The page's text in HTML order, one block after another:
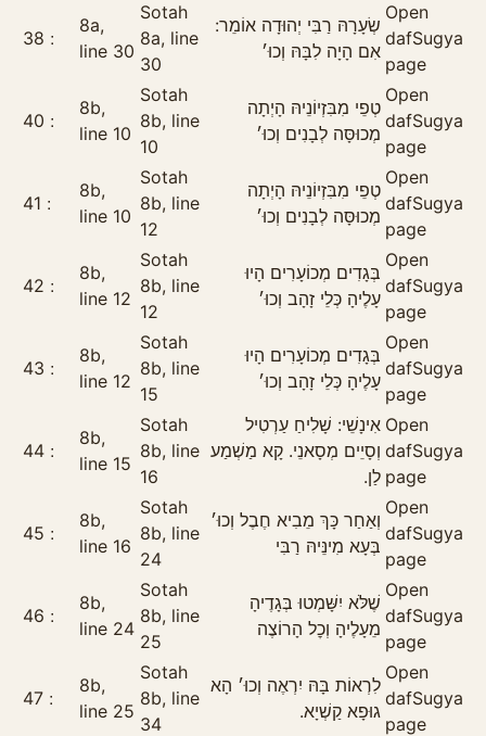
38
8a,
line 30
Sotah
8a, line
30
שְׂעָרָהּ רַבִּי יְהוּדָה אוֹמֵר:
אִם הָיָה לִבָּהּ וְכוּ׳
Open
dafSugya
page
40
8b,
line 10
Sotah
8b, line
10
טְפֵי מִבִּזְיוֹנֵיהּ הָיְתָה
מְכוּסָּה לְבָנִים וְכוּ׳
Open
dafSugya
page
41
8b,
line 10
Sotah
8b, line
12
טְפֵי מִבִּזְיוֹנֵיהּ הָיְתָה
מְכוּסָּה לְבָנִים וְכוּ׳
Open
dafSugya
page
42
8b,
line 12
Sotah
8b, line
12
בְּגָדִים מְכוֹעָרִים הָיוּ
עָלֶיהָ כְּלֵי זָהָב וְכוּ׳
Open
dafSugya
page
43
8b,
line 12
Sotah
8b, line
15
בְּגָדִים מְכוֹעָרִים הָיוּ
עָלֶיהָ כְּלֵי זָהָב וְכוּ׳
Open
dafSugya
page
44
8b,
line 15
Sotah
8b, line
16
אִינָשֵׁי: שָׁלִיחַ עַרְטִיל
וְסָיֵים מְסָאנֵי. קָא מַשְׁמַע
לַן.
Open
dafSugya
page
45
8b,
line 16
Sotah
8b, line
24
וְאַחַר כָּךְ מֵבִיא חֶבֶל וְכוּ׳
בְּעָא מִינֵּיהּ רַבִּי
Open
dafSugya
page
46
8b,
line 24
Sotah
8b, line
25
שֶׁלֹּא יִשָּׁמְטוּ בְּגָדֶיהָ
מֵעָלֶיהָ וְכׇל הָרוֹצֶה
Open
dafSugya
page
47
8b,
line 25
Sotah
8b, line
34
לִרְאוֹת בָּהּ יִרְאֶה וְכוּ׳ הָא
גוּפָא קַשְׁיָא.
Open
dafSugya
page